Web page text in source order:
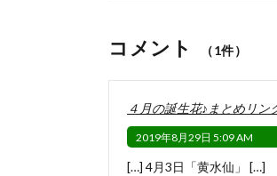
コメント （1件）
４月の誕生花♪まとめリン
2019年8月29日 5:09 AM
[…] 4月3日「黄水仙」 […]